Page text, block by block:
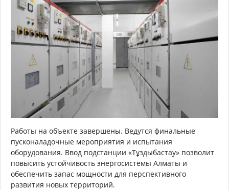
Работы на объекте завершены. Ведутся финальные
пусконаладочные мероприятия и испытания
оборудования. Ввод подстанции «Тұздыбастау» позволит
повысить устойчивость энергосистемы Алматы и
обеспечить запас мощности для перспективного
развития новых территорий.